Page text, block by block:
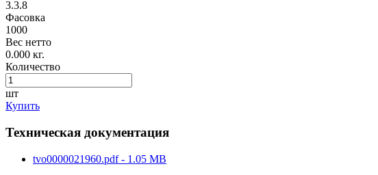
3.3.8
Фасовка
1000
Вес нетто
0.000 кг.
Количество
шт
Купить
Техническая документация
tvo0000021960.pdf - 1.05 MB